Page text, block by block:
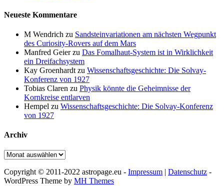
Neueste Kommentare
M Wendrich zu Sandsteinvariationen am nächsten Wegpunkt
des Curiosity-Rovers auf dem Mars
Manfred Geierzu Das Fomalhaut-System ist in Wirklichkeit
ein Dreifachsystem
Kay Groenhardt zu Wissenschaftsgeschichte: Die Solvay-
Konferenz von 1927
Tobias Claren zu Physik könnte die Geheimnisse der
Kornkreise entlarven
Hempel zu Wissenschaftsgeschichte: Die Solvay-Konferenz
von 1927
Archiv
Archiv
Copyright © 2011-2022 astropage.eu - Impressum | Datenschutz -
WordPress Theme by MH Themes